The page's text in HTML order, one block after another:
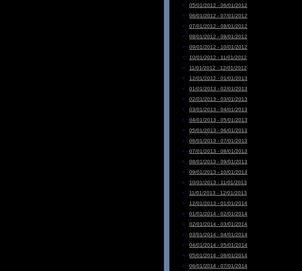
05/01/2012 - 06/01/2012
06/01/2012 - 07/01/2012
07/01/2012 - 08/01/2012
08/01/2012 - 09/01/2012
09/01/2012 - 10/01/2012
10/01/2012 - 11/01/2012
11/01/2012 - 12/01/2012
12/01/2012 - 01/01/2013
01/01/2013 - 02/01/2013
02/01/2013 - 03/01/2013
03/01/2013 - 04/01/2013
04/01/2013 - 05/01/2013
05/01/2013 - 06/01/2013
06/01/2013 - 07/01/2013
07/01/2013 - 08/01/2013
08/01/2013 - 09/01/2013
09/01/2013 - 10/01/2013
10/01/2013 - 11/01/2013
11/01/2013 - 12/01/2013
12/01/2013 - 01/01/2014
01/01/2014 - 02/01/2014
02/01/2014 - 03/01/2014
03/01/2014 - 04/01/2014
04/01/2014 - 05/01/2014
05/01/2014 - 06/01/2014
06/01/2014 - 07/01/2014